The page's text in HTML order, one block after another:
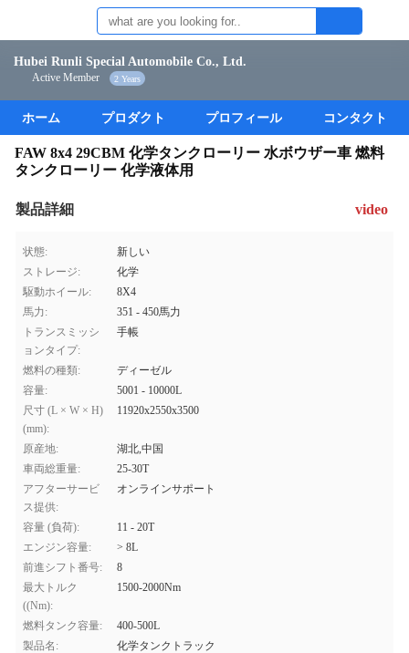
Hubei Runli Special Automobile Co., Ltd.
Active Member 2 Years
ホーム プロダクト プロフィール コンタクト
FAW 8x4 29CBM 化学タンクローリー 水ボウザー車 燃料
タンクローリー 化学液体用
製品詳細 video
状態:
新しい
ストレージ:
化学
駆動ホイール:
8X4
馬力:
351 - 450馬力
トランスミッシ
ョンタイプ:
手帳
燃料の種類:
ディーゼル
容量:
5001 - 10000L
尺寸 (L × W × H)
(mm):
11920x2550x3500
原産地:
湖北,中国
車両総重量:
25-30T
アフターサービ
ス提供:
オンラインサポート
容量 (負荷):
11 - 20T
エンジン容量:
> 8L
前進シフト番号:
8
最大トルク
((Nm):
1500-2000Nm
燃料タンク容量:
400-500L
製品名:
化学タンクトラック